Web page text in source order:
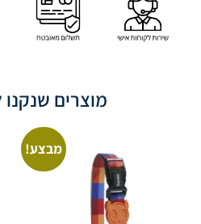
מוצרים
מבצע!